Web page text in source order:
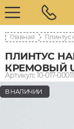
Главная Плинтус
ПЛИНТУС
КРЕМОВЫЙ U
Артикул: 10-017-00011
В НАЛИЧИИ